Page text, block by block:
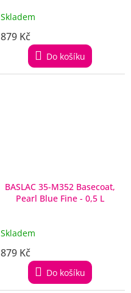
Skladem
879 Kč
Do košíku
BASLAC 35-M352 Basecoat,
Pearl Blue Fine - 0,5 L
Skladem
879 Kč
Do košíku